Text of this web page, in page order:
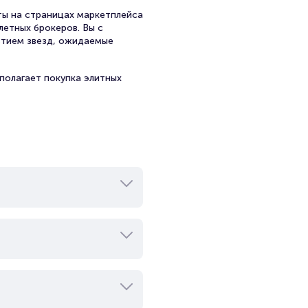
на страницах маркетплейса
брокеров. Вы с
звезд, ожидаемые
покупка элитных